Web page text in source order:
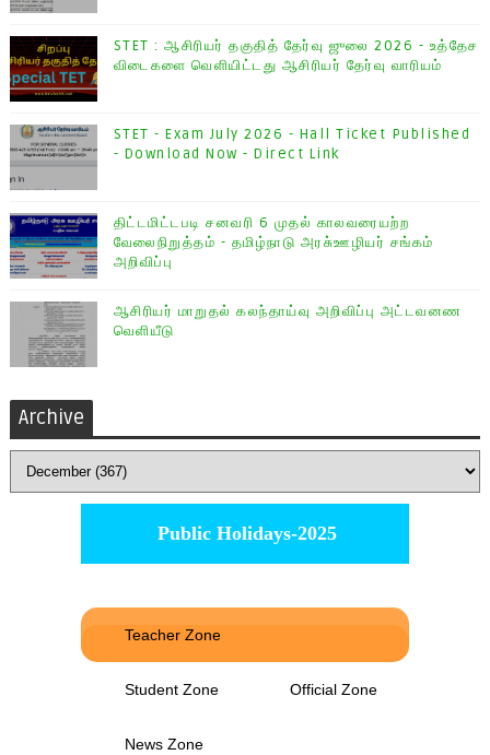
STET : ஆசிரியர் தகுதித் தேர்வு ஜுலை 2026 - உத்தேச
விடைகளை வெளியிட்டது ஆசிரியர் தேர்வு வாரியம்
STET - Exam July 2026 - Hall Ticket Published
- Download Now - Direct Link
திட்டமிட்டபடி சனவரி 6 முதல் காலவரையற்ற
வேலைநிறுத்தம் - தமிழ்நாடு அரசு்ஊழியர் சங்கம்
அறிவிப்பு
ஆசிரியர் மாறுதல் கலந்தாய்வு அறிவிப்பு அட்டவனண
வெளியீடு
Archive
Public Holidays-2025
Teacher Zone
Student Zone Official Zone
News Zone